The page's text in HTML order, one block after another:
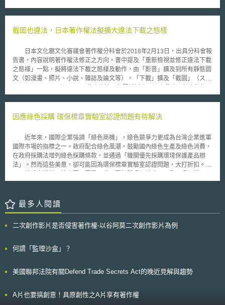
府網路從事非法活動。KSI確保公民資訊安全以及準確，因而可協助愛沙尼
作業負擔。 除此之外，分佈式分類帳技術也有助於確保商品以及智慧
從礦產、切割到銷售，可減少並避免欺詐以及「血鑽石」進入市場。
簡而言之，分佈式分類帳技術提供政府可減少詐欺、腐敗、錯誤以及紙上作
業成本的框架，並透過資訊分享、公開透明以及信任，具有可重新定義政府
與公民關係的潛力。對於私領域而言也具有同樣可能性，報告特別提出可透
過分佈式分類帳技術發展「智慧契約」，可增加信任度並提高效率。據此，
本報告針對政府部門提出八大建議： (1) 應成立專責部門，並與產業、學界
要投入研究確保分佈式分類帳技術具備可即性、安全性以及內容準確性。
建立妥適的法制框架。法規需要配合新科技應用技術的發展而進步。 (5) 政
府應該與產學合作確保相關標準可以符合分佈式分類帳技術及其內容完整
性、安全性以及隱私的需求。 (6) 政府應與產學合作確保最有效率以及最可
用的身分認證網路協議可為個人及組織所使用，這項工作應與國際標準的發
家人員。 除了八大建議，管理與法制上，本報告指出分佈式分類帳技
術具有兩種管理規範：法律規範以及技術規範。法律規範是「外部」規範，
法律規範可能會被違反，緊接著面臨違法處罰的問題。技術規範是「內部」
本。另外一方面，分佈式分類帳技術為去中心化技術，如果要以法制管理，
服務的平台施加法律義務。美國紐約州金融服務部所發行的比特幣交易執照
BitLicnese即為一例。因此，基於去中心化的特性，報告建議政府單位應該
技術規範兩者應該要交互影響。
則可對用戶提供不超過2萬日圓額度之優惠，並針對廉價機種、因通信方式
外，為避免電信業者在用戶解除契約時透過不當手段影響競爭關係，施行細
者必須提供無期間限制之契約，以及根據定期契約之有無，月費差額上限為
170萬日圓等規定。 在保護用戶利益方面，電信法修正時新增有關代理
販售店申請制度，以及業者應於推銷時向消費者告知姓名及行銷目的等規
定，故施行細則亦配合上述修法，進一步規範上述規定之適用範圍和例外，
指出於店面進行銷售時，因店員都配戴名牌，故不用另外告知姓名。
截圖也違法，日本著作權法擬擴大違法下載之態樣
日本文化廳文化審議會著作權分科會於2018年2月13日，出具分科會報
告書，內容說明著作權法修正之方向。書中提及「重新檢視並修正違法下載
之態樣」一點，擬將違法下載之態樣及動作，由「影音」擴及到所有靜態圖
文（如漫畫、照片、小說、雜誌及論文等），「下載」擴及「截圖」（スク
漫畫網站，推估其半年所造成之損失可達4000億日幣以上。該報告書公布
對此發表反對聲明，會長竹宮惠子對於修法表示憂心，認為修法將導致以下
止）； 難以判斷網路靜態圖文是否為違法上傳； 即使「下載」違法化，仍
然無法根除線上盜版漫畫流通平台。 報告書中亦提及，在個人部落格
及需加入會員之社群網（SNS）上傳或下載未經著作權人同意而公開之著
作，亦屬違法。倘若為全書掃描上傳等惡性重大之行為，應科以刑責。
針對上述疑慮，報告書中的確未排除修法後將造成著作物在網路上利用
之内容，影響人民日常生活甚鉅，後續修法將在各團體間如何折衝，上述措
施能否普及或啟發人民觀念，值得後續持續關注。
因應綠色採購 環保標章實驗室認證問題有待解決
近年來，國際企業強調「綠色商機」，綠色競爭力更成為台灣企業進軍
國際市場的指標之一。政府配合綠色風潮，鼓勵國內綠色生產及綠色消費，
在政府採購法增列綠色採購條款，並通過「機關優先採購環境保護產品辦
法」。然而這些美意，卻可能因為環保標章實驗室認證問題，大打折扣。
監督單位權責不一，形成三不管局面，影響廠商競爭力。舉例而言，現在環
格檢測能力，廠商要取得環保標章，一定要找這三家業者，形成供需嚴重失
衡局面，廠商耗時、浪費金錢，還是拿不到環保標章。 另外，環保標
件，環保署和標準局各有說詞。環保標章是環保署核發，但實驗室檢測、管
面執行 RoHS （無鉛製程）環保措施，明年，歐盟開始執行 WEEE （廢棄
個開端，未來歐盟一旦通過 REACH 規則，因環保要求而受影響的產業將更
最多人閱讀
二次創作影片是否侵害著作權-以谷阿莫二次創作影片為例
何謂「監理沙盒」？
美國聯邦法院有關Defend Trade Secrets Act的晚近見解與趨勢
A片也要搞創意！具原創性之A片享有著作權